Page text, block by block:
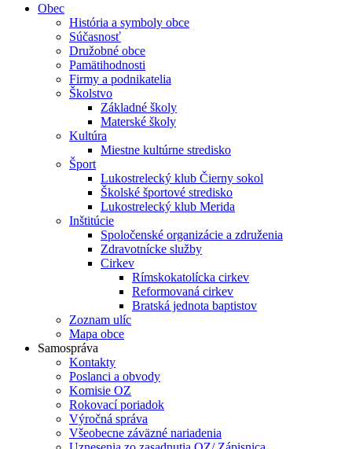
Obec
História a symboly obce
Súčasnosť
Družobné obce
Pamätihodnosti
Firmy a podnikatelia
Školstvo
Základné školy
Materské školy
Kultúra
Miestne kultúrne stredisko
Šport
Lukostrelecký klub Čierny sokol
Školské športové stredisko
Lukostrelecký klub Merida
Inštitúcie
Spoločenské organizácie a združenia
Zdravotnícke služby
Cirkev
Rímskokatolícka cirkev
Reformovaná cirkev
Bratská jednota baptistov
Zoznam ulíc
Mapa obce
Samospráva
Kontakty
Poslanci a obvody
Komisie OZ
Rokovací poriadok
Výročná správa
Všeobecne záväzné nariadenia